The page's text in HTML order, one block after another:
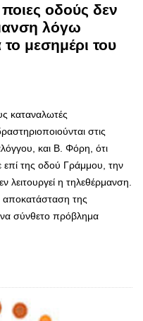
οδούς δεν
λόγω
μεσημέρι του
καταναλωτές
στις
και Β. Φόρη, ότι
της οδού Γράμμου, την
η τηλεθέρμανση.
αποκατάσταση της
σύνθετο πρόβλημα